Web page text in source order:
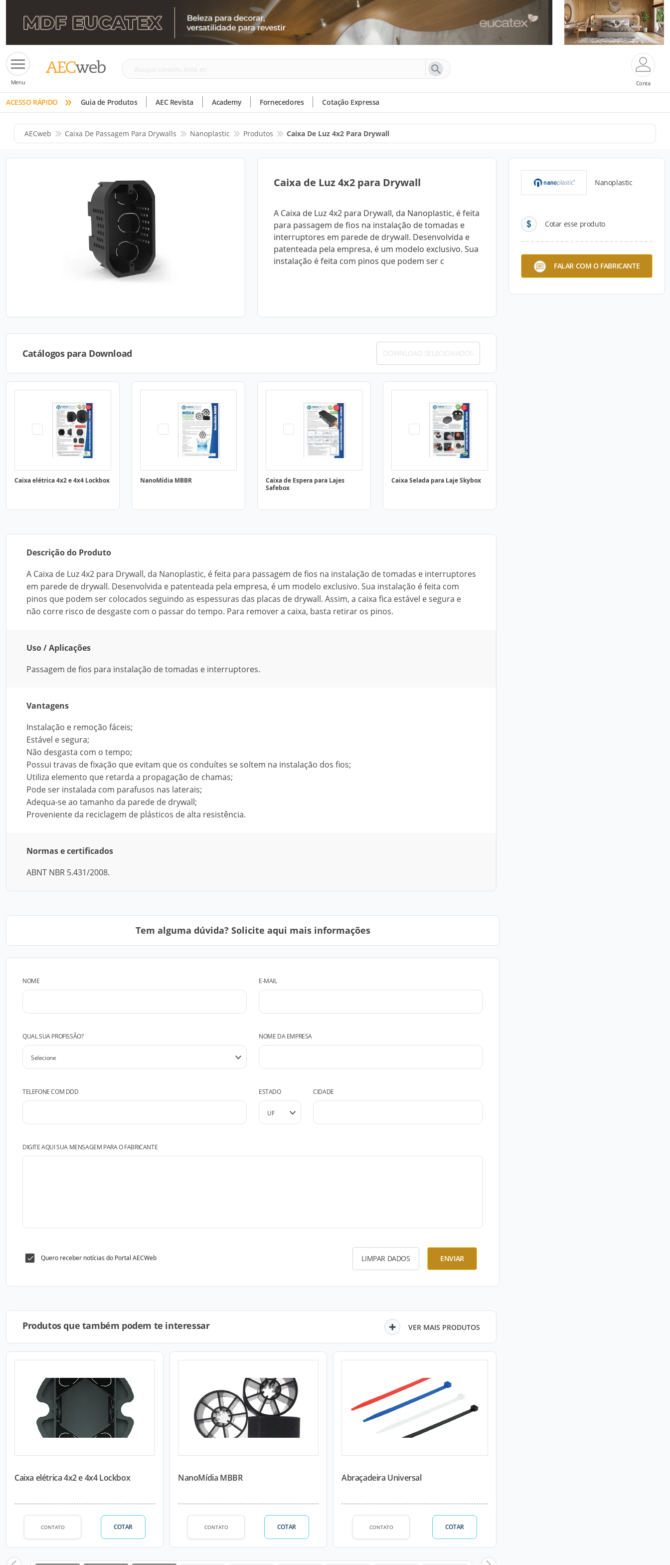
Menu
Busque
tinta,
etc
Conta
ACESSO RÁPIDO » Guia de Produtos AEC Revista Academy Fornecedores Cotação Expressa
AECweb Caixa De Passagem Para Drywalls Nanoplastic Produtos Caixa De Luz 4x2 Para Drywall
Caixa de Luz 4x2 para Drywall
A Caixa de Luz 4x2 para Drywall, da Nanoplastic, é feita
para passagem de fios na instalação de tomadas e
interruptores em parede de drywall. Desenvolvida e
patenteada pela empresa, é um modelo exclusivo. Sua
instalação é feita com pinos que podem ser c
Nanoplastic
Cotar esse produto
FALAR COM O FABRICANTE
Catálogos para Download DOWNLOAD SELECIONADOS
Caixa elétrica 4x2 e 4x4 Lockbox NanoMídia MBBR
Caixa de Espera para Lajes
Safebox
Caixa Selada para Laje Skybox
Descrição do Produto
A Caixa de Luz 4x2 para Drywall, da Nanoplastic, é feita para passagem de fios na instalação de tomadas e interruptores
em parede de drywall. Desenvolvida e patenteada pela empresa, é um modelo exclusivo. Sua instalação é feita com
pinos que podem ser colocados seguindo as espessuras das placas de drywall. Assim, a caixa fica estável e segura e
não corre risco de desgaste com o passar do tempo. Para remover a caixa, basta retirar os pinos.
Uso / Aplicações
Passagem de fios para instalação de tomadas e interruptores.
Vantagens
Instalação e remoção fáceis;
Estável e segura;
Não desgasta com o tempo;
Possui travas de fixação que evitam que os conduítes se soltem na instalação dos fios;
Utiliza elemento que retarda a propagação de chamas;
Pode ser instalada com parafusos nas laterais;
Adequa-se ao tamanho da parede de drywall;
Proveniente da reciclagem de plásticos de alta resistência.
Normas e certificados
ABNT NBR 5.431/2008.
Tem alguma dúvida? Solicite aqui mais informações
NOME E-MAIL
QUAL SUA PROFISSÃO? NOME DA EMPRESA
TELEFONE COM DDD ESTADO CIDADE
DIGITE AQUI SUA MENSAGEM PARA O FABRICANTE
Quero receber notícias do Portal AECWeb LIMPAR DADOS ENVIAR
Produtos que também podem te interessar VER MAIS PRODUTOS
Caixa elétrica 4x2 e 4x4 Lockbox
CONTATO COTAR
NanoMídia MBBR
CONTATO COTAR
Abraçadeira Universal
CONTATO COTAR